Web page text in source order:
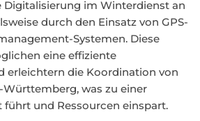
im Winterdienst an
durch den Einsatz von GPS-
Systemen. Diese
eine effiziente
erleichtern die Koordination von
Württemberg, was zu einer
und Ressourcen einspart.